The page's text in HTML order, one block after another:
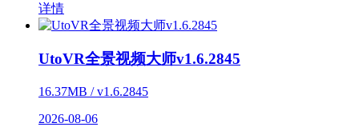
详情
UtoVR全景视频大师v1.6.2845
16.37MB / v1.6.2845
2026-08-06